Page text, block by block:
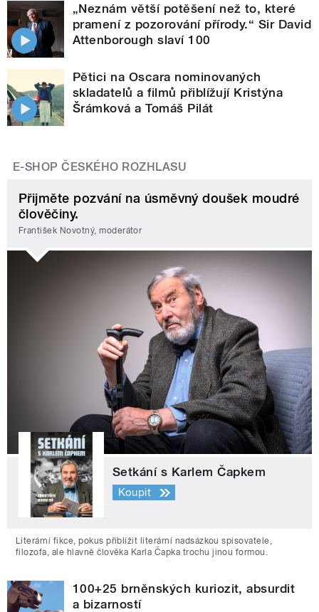
„Neznám větší potěšení než to, které
pramení z pozorování přírody.“ Sir David
Attenborough slaví 100
Pětici na Oscara nominovaných
skladatelů a filmů přiblížují Kristýna
Šrámková a Tomáš Pilát
E-SHOP ČESKÉHO ROZHLASU
Přijměte pozvání na úsměvný doušek moudré
člověčiny.
František Novotný, moderátor
Setkání s Karlem Čapkem
Koupit
Literární fikce, pokus přiblížit literární nadsázkou spisovatele,
filozofa, ale hlavně člověka Karla Čapka trochu jinou formou.
100+25 brněnských kuriozit, absurdit
a bizarností